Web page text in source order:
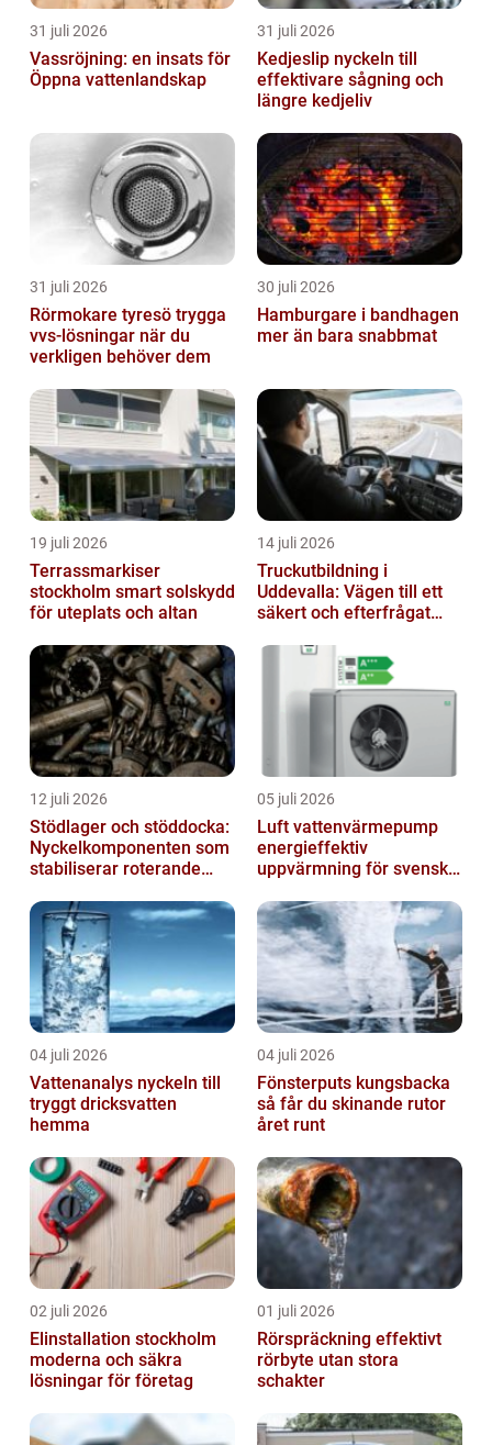
31 juli 2026
Vassröjning: en insats för
Öppna vattenlandskap
31 juli 2026
Kedjeslip nyckeln till
effektivare sågning och
längre kedjeliv
31 juli 2026
Rörmokare tyresö trygga
vvs-lösningar när du
verkligen behöver dem
30 juli 2026
Hamburgare i bandhagen
mer än bara snabbmat
19 juli 2026
Terrassmarkiser
stockholm smart solskydd
för uteplats och altan
14 juli 2026
Truckutbildning i
Uddevalla: Vägen till ett
säkert och efterfrågat
12 juli 2026
Stödlager och stöddocka:
Nyckelkomponenten som
stabiliserar roterande
05 juli 2026
Luft vattenvärmepump
energieffektiv
uppvärmning för svenska
04 juli 2026
Vattenanalys nyckeln till
tryggt dricksvatten
hemma
04 juli 2026
Fönsterputs kungsbacka
så får du skinande rutor
året runt
02 juli 2026
Elinstallation stockholm
moderna och säkra
lösningar för företag
01 juli 2026
Rörspräckning effektivt
rörbyte utan stora
schakter